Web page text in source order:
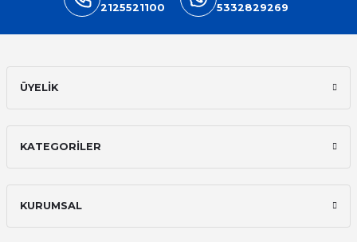
2125521100 5332829269
ÜYELİK
KATEGORİLER
KURUMSAL